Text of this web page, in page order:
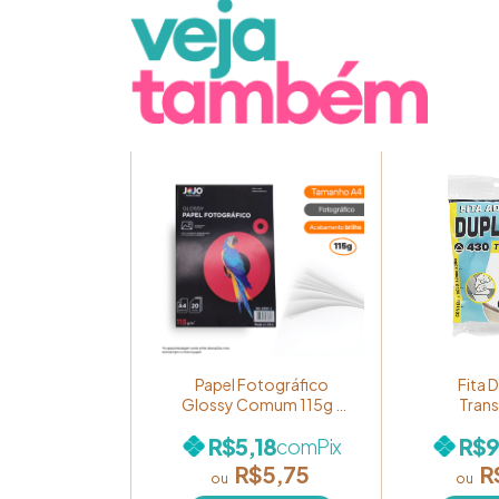
src="https://
Papel Fotográfico
Glossy Comum 115g -
Pacote com 20 folhas
R$5,75
R$5,18comPix
Fita